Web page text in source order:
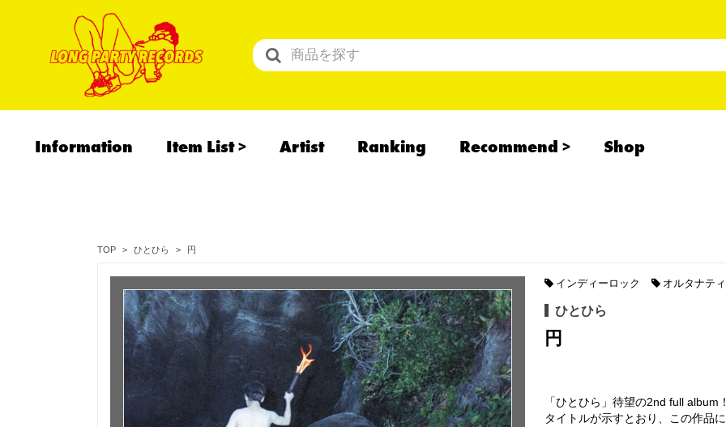
Information Item List Artist Ranking Recommend Shop
TOP ひとひら 円
インディーロック オルタナテ
ひとひら
円
「ひとひら」待望の2nd full album
タイトルが示すとおり、この作品